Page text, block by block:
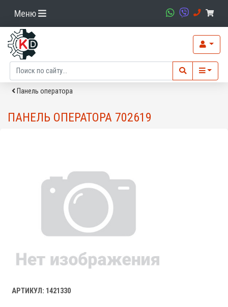
Меню
Панель оператора
ПАНЕЛЬ ОПЕРАТОРА 702619
АРТИКУЛ: 1421330